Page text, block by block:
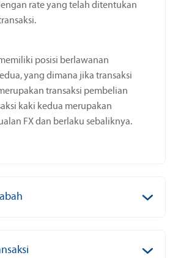
rate yang telah ditentukan
posisi berlawanan
yang dimana jika transaksi
transaksi pembelian
kaki kedua merupakan
FX dan berlaku sebaliknya.